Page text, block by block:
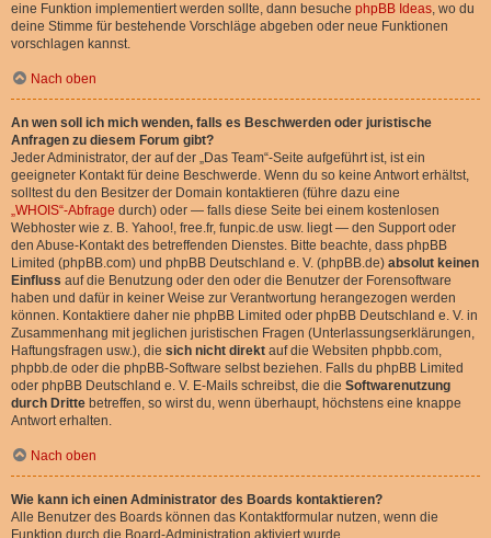
eine Funktion implementiert werden sollte, dann besuche phpBB Ideas, wo du
deine Stimme für bestehende Vorschläge abgeben oder neue Funktionen
vorschlagen kannst.
Nach oben
An wen soll ich mich wenden, falls es Beschwerden oder juristische
Anfragen zu diesem Forum gibt?
Jeder Administrator, der auf der „Das Team“-Seite aufgeführt ist, ist ein
geeigneter Kontakt für deine Beschwerde. Wenn du so keine Antwort erhältst,
solltest du den Besitzer der Domain kontaktieren (führe dazu eine
„WHOIS“-Abfrage durch) oder — falls diese Seite bei einem kostenlosen
Webhoster wie z. B. Yahoo!, free.fr, funpic.de usw. liegt — den Support oder
den Abuse-Kontakt des betreffenden Dienstes. Bitte beachte, dass phpBB
Limited (phpBB.com) und phpBB Deutschland e. V. (phpBB.de) absolut keinen
Einfluss auf die Benutzung oder den oder die Benutzer der Forensoftware
haben und dafür in keiner Weise zur Verantwortung herangezogen werden
können. Kontaktiere daher nie phpBB Limited oder phpBB Deutschland e. V. in
Zusammenhang mit jeglichen juristischen Fragen (Unterlassungserklärungen,
Haftungsfragen usw.), die sich nicht direkt auf die Websiten phpbb.com,
phpbb.de oder die phpBB-Software selbst beziehen. Falls du phpBB Limited
oder phpBB Deutschland e. V. E-Mails schreibst, die die Softwarenutzung
durch Dritte betreffen, so wirst du, wenn überhaupt, höchstens eine knappe
Antwort erhalten.
Nach oben
Wie kann ich einen Administrator des Boards kontaktieren?
Alle Benutzer des Boards können das Kontaktformular nutzen, wenn die
Funktion durch die Board-Administration aktiviert wurde.